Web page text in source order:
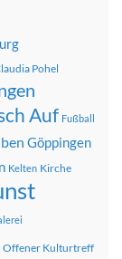
Pohel
Auf Fußball
Göppingen
Kelten Kirche
Offener Kulturtreff